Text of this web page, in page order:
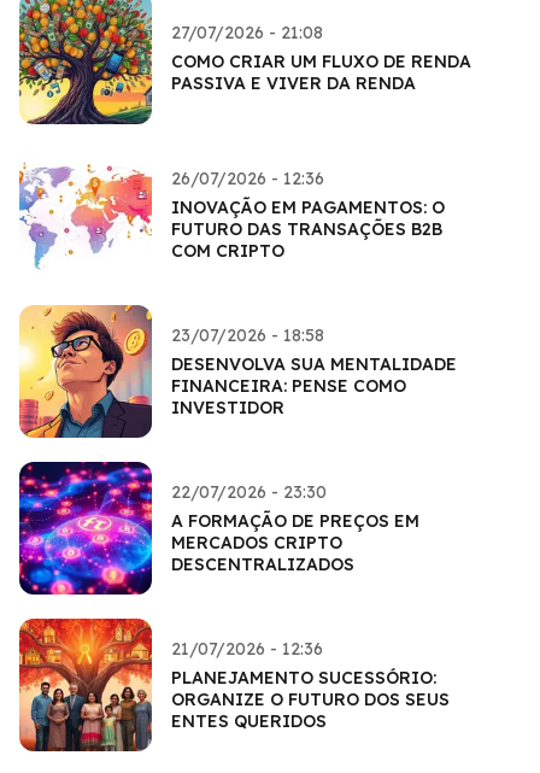
27/07/2026 - 21:08
COMO CRIAR UM FLUXO DE RENDA
PASSIVA E VIVER DA RENDA
26/07/2026 - 12:36
INOVAÇÃO EM PAGAMENTOS: O
FUTURO DAS TRANSAÇÕES B2B
COM CRIPTO
23/07/2026 - 18:58
DESENVOLVA SUA MENTALIDADE
FINANCEIRA: PENSE COMO
INVESTIDOR
22/07/2026 - 23:30
A FORMAÇÃO DE PREÇOS EM
MERCADOS CRIPTO
DESCENTRALIZADOS
21/07/2026 - 12:36
PLANEJAMENTO SUCESSÓRIO:
ORGANIZE O FUTURO DOS SEUS
ENTES QUERIDOS